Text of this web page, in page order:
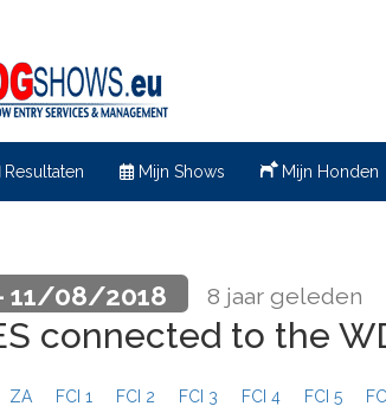
Resultaten Mijn Shows Mijn Honden
11/08/2018 8 jaar geleden
connected to the
ZA FCI 1 FCI 2 FCI 3 FCI 4 FCI 5